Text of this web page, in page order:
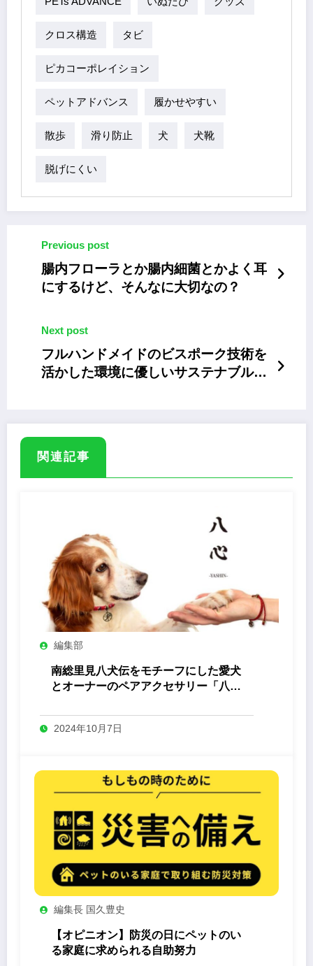
クロス構造 タビ
ピカコーポレイション
ペットアドバンス 履かせやすい
散歩 滑り防止 犬 犬靴
脱げにくい
Previous post
腸内フローラとか腸内細菌とかよく耳
にするけど、そんなに大切なの？
Next post
フルハンドメイドのビスポーク技術を
活かした環境に優しいサステナブルな
関連記事
編集部
南総里見八犬伝をモチーフにした愛犬
とオーナーのペアアクセサリー「八心
2024年10月7日
編集長 国久豊史
【オピニオン】防災の日にペットのい
る家庭に求められる自助努力